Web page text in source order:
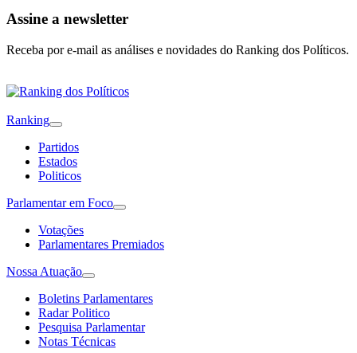
Assine a newsletter
Receba por e-mail as análises e novidades do Ranking dos Políticos.
Ranking
Partidos
Estados
Politicos
Parlamentar em Foco
Votações
Parlamentares Premiados
Nossa Atuação
Boletins Parlamentares
Radar Politico
Pesquisa Parlamentar
Notas Técnicas